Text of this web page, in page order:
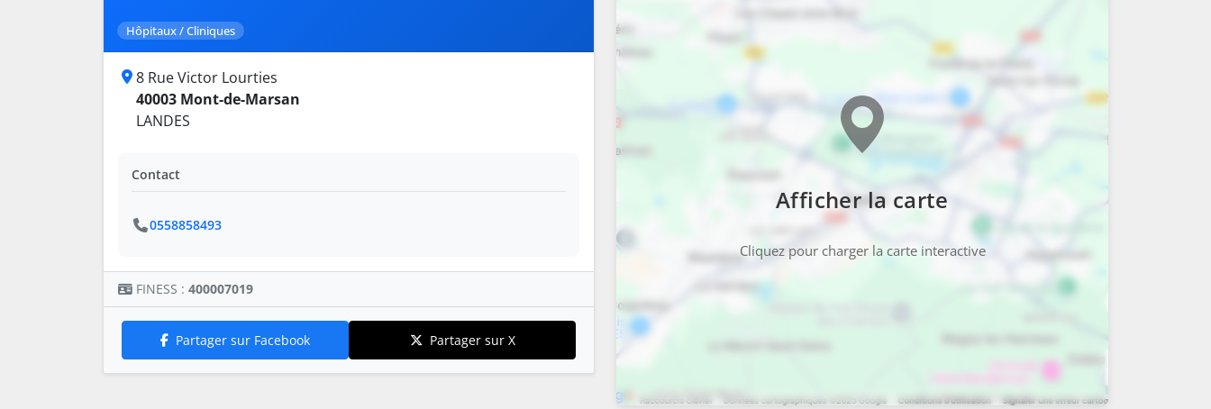
Afficher la carte
Cliquez pour charger la carte interactive
Hôpitaux / Cliniques
8 Rue Victor Lourties
40003 Mont-de-Marsan
LANDES
Contact
0558858493
FINESS : 400007019
Partager sur Facebook Partager sur X